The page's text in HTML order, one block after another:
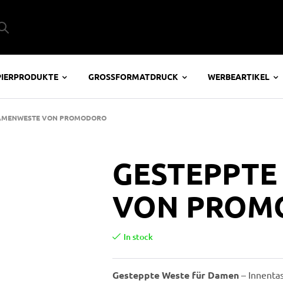
GROSSFORMATDRUCK WERBEARTIKEL
VON PROMODORO
VON
In stock
Gesteppte Weste für Damen –